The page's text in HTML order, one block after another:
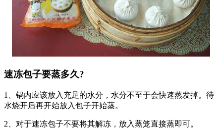
速冻包子要蒸多久?
1、锅内应该放入充足的水分，水分不至于会快速蒸发掉。待
水烧开后再开始放入包子开始蒸。
2、对于速冻包子不要将其解冻，放入蒸笼直接蒸即可。